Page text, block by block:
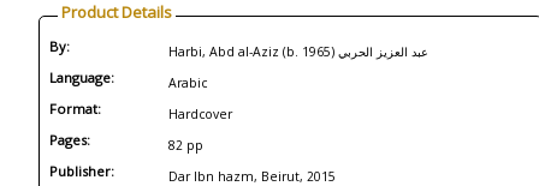
Product Details
By: Harbi, Abd al-Aziz (b. 1965) عبد العزيز الحربي
Language: Arabic
Format: Hardcover
Pages: 82 pp
Publisher: Dar Ibn hazm, Beirut, 2015